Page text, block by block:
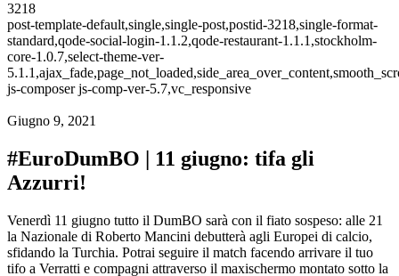
3218
post-template-default,single,single-post,postid-3218,single-format-
standard,qode-social-login-1.1.2,qode-restaurant-1.1.1,stockholm-
core-1.0.7,select-theme-ver-
js-composer js-comp-ver-5.7,vc_responsive
Giugno 9, 2021
#EuroDumBO | 11 giugno: tifa gli
Azzurri!
Venerdì 11 giugno tutto il DumBO sarà con il fiato sospeso: alle 21
la Nazionale di Roberto Mancini debutterà agli Europei di calcio,
sfidando la Turchia. Potrai seguire il match facendo arrivare il tuo
tifo a Verratti e compagni attraverso il maxischermo montato sotto la